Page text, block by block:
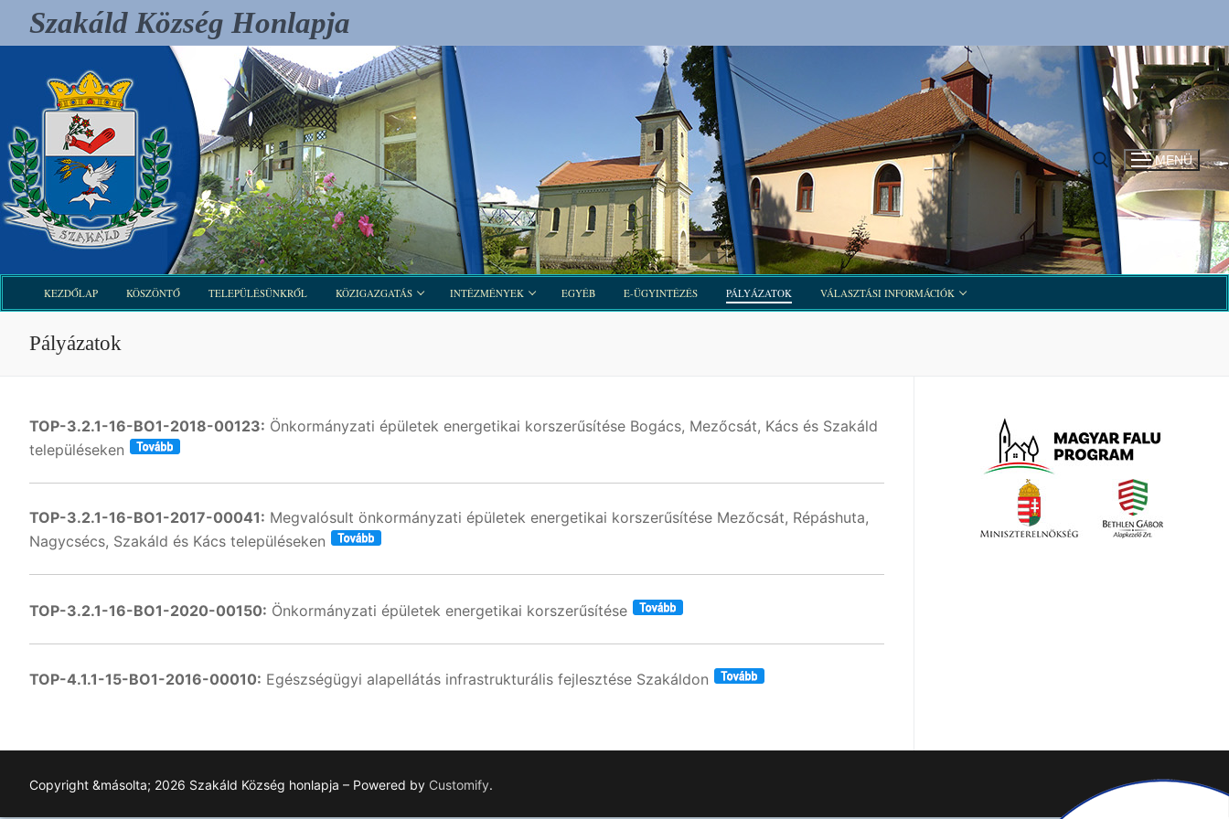
UgrásSzakáld Község Honlapja
Keresése:
MENÜ
KEZDŐLAP KÖSZÖNTŐ TELEPÜLÉSÜNKRŐL KÖZIGAZGATÁS INTÉZMÉNYEK EGYÉB E-ÜGYINTÉZÉS PÁLYÁZATOK VÁLASZTÁSI INFORMÁCIÓK
Pályázatok
TOP-3.2.1-16-BO1-2018-00123: Önkormányzati épületek energetikai korszerűsítése Bogács, Mezőcsát, Kács és Szakáld
településeken
TOP-3.2.1-16-BO1-2017-00041: Megvalósult önkormányzati épületek energetikai korszerűsítése Mezőcsát, Répáshuta,
Nagycsécs, Szakáld és Kács településeken
TOP-3.2.1-16-BO1-2020-00150: Önkormányzati épületek energetikai korszerűsítése
TOP-4.1.1-15-BO1-2016-00010: Egészségügyi alapellátás infrastrukturális fejlesztése Szakáldon
Copyright &másolta; 2026 Szakáld Község honlapja – Powered by Customify.